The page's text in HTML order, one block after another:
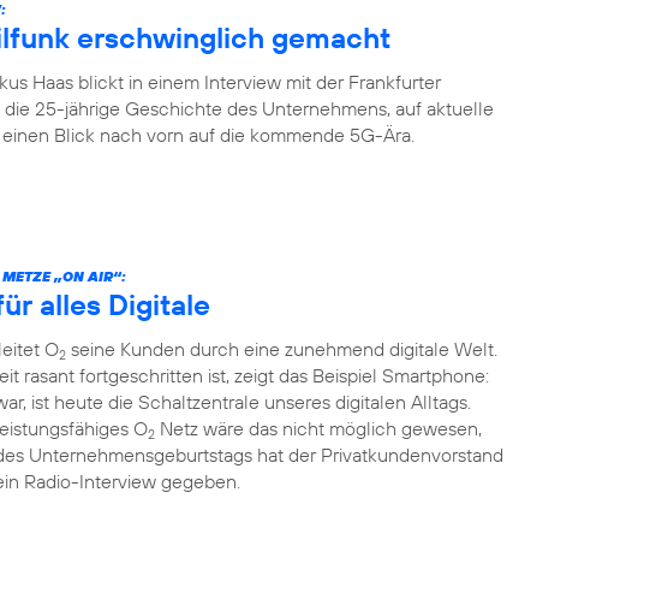
erschwinglich gemacht
Haas blickt in einem Interview mit der Frankfurter
25-jährige Geschichte des Unternehmens, auf aktuelle
Blick nach vorn auf die kommende 5G-Ära.
„ON AIR“:
alles Digitale
O2 seine Kunden durch eine zunehmend digitale Welt.
rasant fortgeschritten ist, zeigt das Beispiel Smartphone:
ist heute die Schaltzentrale unseres digitalen Alltags.
O2 Netz wäre das nicht möglich gewesen,
Unternehmensgeburtstags hat der Privatkundenvorstand
Radio-Interview gegeben.